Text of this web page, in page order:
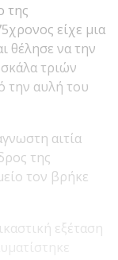
της
είχε μια
θέλησε να την
τριών
την αυλή του
αιτία
της
τον βρήκε
εξέταση